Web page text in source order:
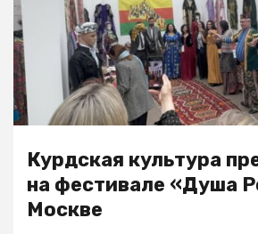
Курдская культура
на фестивале «Душа
Москве